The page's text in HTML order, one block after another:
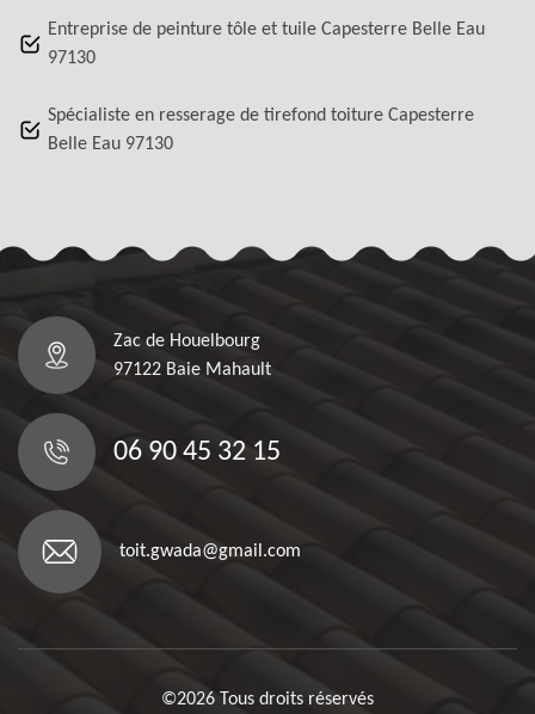
Entreprise de peinture tôle et tuile Capesterre Belle Eau
97130
Spécialiste en resserage de tirefond toiture Capesterre
Belle Eau 97130
Zac de Houelbourg
97122 Baie Mahault
06 90 45 32 15
toit.gwada@gmail.com
©2026 Tous droits réservés